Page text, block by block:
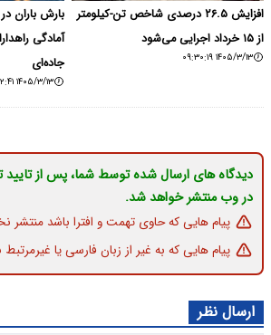
افزایش ۲۶.۵ درصدی شاخص تن-کیلومتر
از ۱۵ خرداد اجرایی می‌شود
۱۴۰۵/۳/۱۳ ۰۹:۳۰:۱۹
آمادگی
جاده‌ای
۱۴۰۵/۳/۱۳ ۰۸:۴۲:۴۱
دیدگاه های ارسال شده توسط شما، پس از
در وب منتشر خواهد شد.
پیام هایی که حاوی تهمت و افترا باشد منتشر
پیام هایی که به غیر از زبان فارسی یا
ارسال نظر